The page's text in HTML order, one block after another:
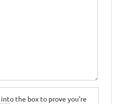
the box to prove you're